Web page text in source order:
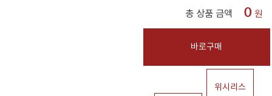
총 상품 금액 0 원
바로구매
위시리스